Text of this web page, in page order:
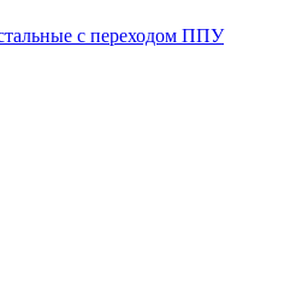
с переходом ППУ